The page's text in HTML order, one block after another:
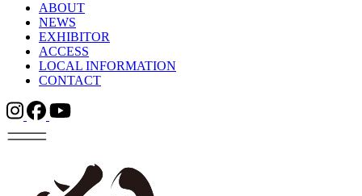
ABOUT
NEWS
EXHIBITOR
ACCESS
LOCAL INFORMATION
CONTACT